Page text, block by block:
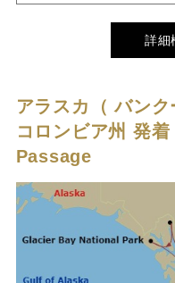
詳細
アラスカ（ バン
コロンビア州 発着
Passage